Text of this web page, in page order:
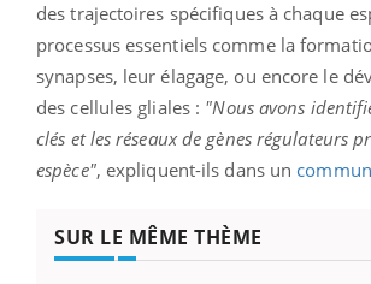
des trajectoires spécifiques à chaque
processus essentiels comme la
synapses, leur élagage, ou encore le
des cellules gliales : "Nous avons
clés et les réseaux de gènes régulateurs
espèce", expliquent-ils dans un
SUR LE MÊME THÈME